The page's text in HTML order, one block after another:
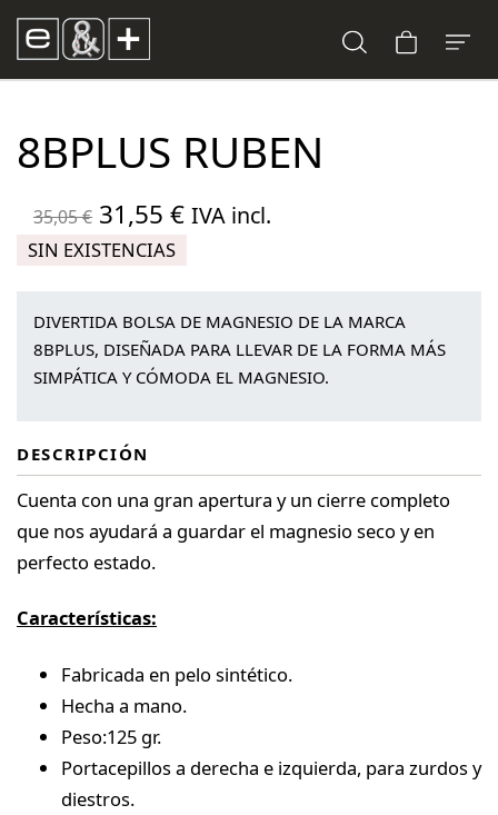
8BPLUS RUBEN
35,05€ El
precio
era:
35,05 €.
31,55 €El
es:
31,55 €.
IVA incl.
SIN EXISTENCIAS
DIVERTIDA BOLSA DE MAGNESIO DE LA MARCA
8BPLUS, DISEÑADA PARA LLEVAR DE LA FORMA MÁS
SIMPÁTICA Y CÓMODA EL MAGNESIO.
DESCRIPCIÓN
Cuenta con una gran apertura y un cierre completo
que nos ayudará a guardar el magnesio seco y en
perfecto estado.
Características:
Fabricada en pelo sintético.
Hecha a mano.
Peso:125 gr.
Portacepillos a derecha e izquierda, para zurdos y
diestros.